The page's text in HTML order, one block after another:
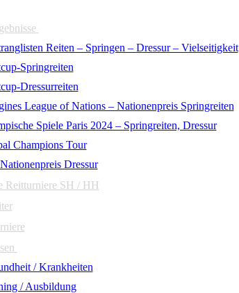
Reiten – Springen – Dressur – Vielseitigkeit
Springreiten
Dressurreiten
League of Nations – Nationenpreis Springreiten
Spiele Paris 2024 – Springreiten, Dressur
Champions Tour
Dressur
Reitturniere SH / HH
/ Krankheiten
/ Ausbildung